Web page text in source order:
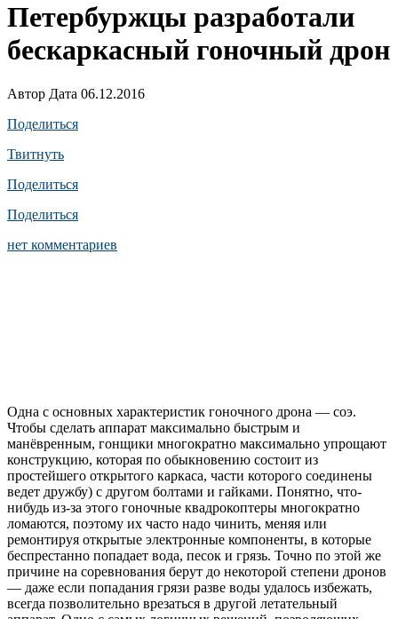
Петербуржцы разработали
бескаркасный гоночный дрон
Автор Дата 06.12.2016
Поделиться
Твитнуть
Поделиться
Поделиться
нет комментариев
Одна с основных характеристик гоночного дрона — соэ.
Чтобы сделать аппарат максимально быстрым и
манёвренным, гонщики многократно максимально упрощают
конструкцию, которая по обыкновению состоит из
простейшего открытого каркаса, части которого соединены
ведет дружбу) с другом болтами и гайками. Понятно, что-
нибудь из-за этого гоночные квадрокоптеры многократно
ломаются, поэтому их часто надо чинить, меняя или
ремонтируя открытые электронные компоненты, в которые
беспрестанно попадает вода, песок и грязь. Точно по этой же
причине на соревнования берут до некоторой степени дронов
— даже если попадания грязи разве воды удалось избежать,
всегда позволительно врезаться в другой летательный